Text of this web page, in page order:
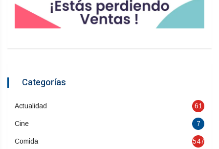
Categorías
Actualidad 61
Cine 7
Comida 547